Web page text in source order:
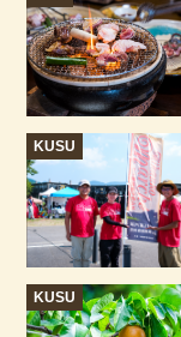
KUSU
KUSU